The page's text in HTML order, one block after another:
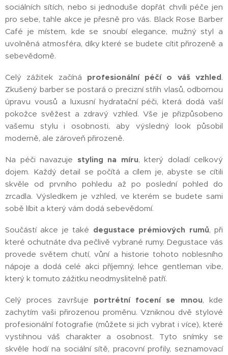
sociálních sítích, nebo si jednoduše dopřát chvíli péče jen
pro sebe, tahle akce je přesně pro vás. Black Rose Barber
Café je místem, kde se snoubí elegance, mužný styl a
uvolněná atmosféra, díky které se budete cítit přirozeně a
sebevědomě.
Celý zážitek začíná profesionální péčí o váš vzhled.
Zkušený barber se postará o precizní střih vlasů, odbornou
úpravu vousů a luxusní hydratační péči, která dodá vaší
pokožce svěžest a zdravý vzhled. Vše je přizpůsobeno
vašemu stylu i osobnosti, aby výsledný look působil
moderně, ale zároveň přirozeně.
Na péči navazuje styling na míru, který doladí celkový
dojem. Každý detail se počítá a cílem je, abyste se cítili
skvěle od prvního pohledu až po poslední pohled do
zrcadla. Výsledkem je vzhled, ve kterém se budete sami
sobě líbit a který vám dodá sebevědomí.
Součástí akce je také degustace prémiových rumů, při
které ochutnáte dva pečlivě vybrané rumy. Degustace vás
provede světem chutí, vůní a historie tohoto noblesního
nápoje a dodá celé akci příjemný, lehce gentleman vibe,
který k tomuto zážitku neodmyslitelně patří.
Celý proces završuje portrétní focení se mnou, kde
zachytím vaši přirozenou proměnu. Vzniknou dvě stylové
profesionální fotografie (můžete si jich vybrat i více), které
vystihnou váš charakter a osobnost. Tyto snímky se
skvěle hodí na sociální sítě, pracovní profily, seznamovací